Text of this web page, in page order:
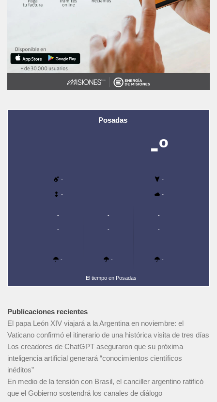
Posadas
-º
- -
- -
-
-
-
-
-
-
-
-
-
El tiempo en Posadas
Publicaciones recientes
El papa León XIV viajará a la Argentina en noviembre: el
Vaticano confirmó el itinerario de una histórica visita de tres días
Los creadores de ChatGPT aseguraron que su próxima
inteligencia artificial generará “conocimientos científicos
inéditos”
En medio de la tensión con Brasil, el canciller argentino ratificó
que el Gobierno sostendrá los canales de diálogo